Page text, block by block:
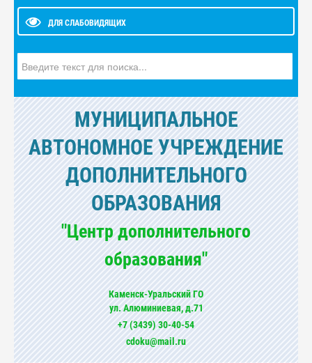
ДЛЯ СЛАБОВИДЯЩИХ
МУНИЦИПАЛЬНОЕ
АВТОНОМНОЕ УЧРЕЖДЕНИЕ
ДОПОЛНИТЕЛЬНОГО
ОБРАЗОВАНИЯ
"Центр дополнительного
образования"
Каменск-Уральский ГО
ул. Алюминиевая, д.71
+7 (3439) 30-40-54
cdoku@mail.ru